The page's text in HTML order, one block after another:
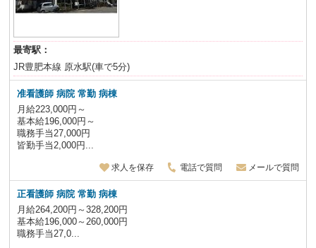
最寄駅：
JR豊肥本線 原水駅(車で5分)
准看護師 病院 常勤 病棟
月給223,000円～
基本給196,000円～
職務手当27,000円
皆勤手当2,000円...
求人を保存 電話で質問 メールで質問
正看護師 病院 常勤 病棟
月給264,200円～328,200円
基本給196,000～260,000円
職務手当27,0...